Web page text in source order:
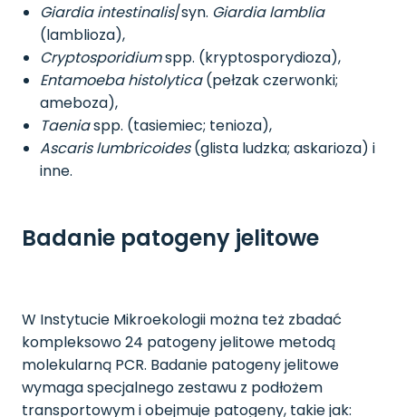
Giardia intestinalis/syn. Giardia lamblia
(lamblioza),
Cryptosporidiumspp. (kryptosporydioza),
Entamoeba histolytica(pełzak czerwonki;
ameboza),
Taeniaspp. (tasiemiec; tenioza),
Ascaris lumbricoides(glista ludzka; askarioza) i
inne.
Badanie patogeny jelitowe
W Instytucie Mikroekologii można też zbadać
kompleksowo 24 patogeny jelitowe metodą
molekularną PCR. Badanie patogeny jelitowe
wymaga specjalnego zestawu z podłożem
transportowym i obejmuje patogeny, takie jak: